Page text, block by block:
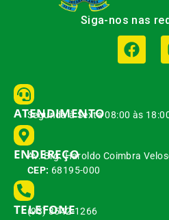
Siga-nos nas
ATENDIMENTO
Segunda à Sexta 08:00 às
ENDEREÇO
Av. Brg. Haroldo Coimbra
CEP: 68195-000
TELEFONE
(93) 3542-1266